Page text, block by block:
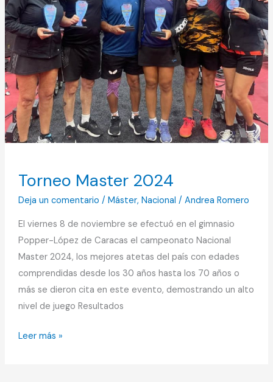
Torneo Master 2024
Deja un comentario / Máster, Nacional / Andrea Romero
El viernes 8 de noviembre se efectuó en el gimnasio
Popper-López de Caracas el campeonato Nacional
Master 2024, los mejores atetas del país con edades
comprendidas desde los 30 años hasta los 70 años o
más se dieron cita en este evento, demostrando un alto
nivel de juego Resultados
Leer más »